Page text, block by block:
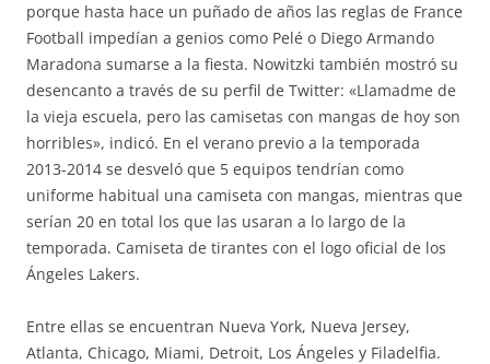
porque hasta hace un puñado de años las reglas de France
Football impedían a genios como Pelé o Diego Armando
Maradona sumarse a la fiesta. Nowitzki también mostró su
desencanto a través de su perfil de Twitter: «Llamadme de
la vieja escuela, pero las camisetas con mangas de hoy son
horribles», indicó. En el verano previo a la temporada
2013-2014 se desveló que 5 equipos tendrían como
uniforme habitual una camiseta con mangas, mientras que
serían 20 en total los que las usaran a lo largo de la
temporada. Camiseta de tirantes con el logo oficial de los
Ángeles Lakers.
Entre ellas se encuentran Nueva York, Nueva Jersey,
Atlanta, Chicago, Miami, Detroit, Los Ángeles y Filadelfia.